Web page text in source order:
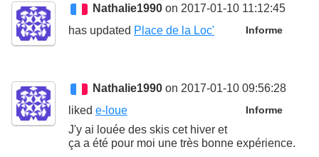
Nathalie1990 on 2017-01-10 11:12:45
Informe
has updated Place de la Loc'
Nathalie1990 on 2017-01-10 09:56:28
Informe
liked e-loue
J'y ai louée des skis cet hiver et
ça a été pour moi une très bonne expérience.